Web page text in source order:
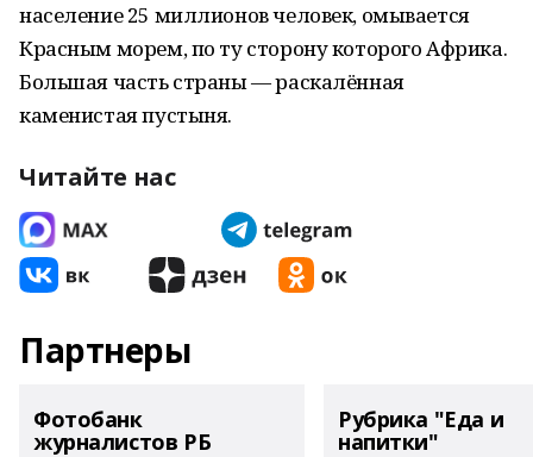
население 25 миллионов человек, омывается
Красным морем, по ту сторону которого Африка.
Большая часть страны — раскалённая
каменистая пустыня.
Читайте нас
Партнеры
Фотобанк
журналистов РБ
Рубрика "Еда и
напитки"